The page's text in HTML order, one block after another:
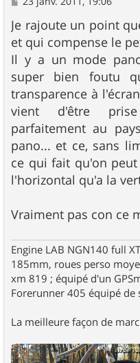
s
s
a
Je rajoute un point
et qui compense le
Il y a un mode
super bien foutu
transparence à
vient d'être
parfaitement au
pano... et ce, sans
ce qui fait qu'on
l'horizontal qu'a la
Vraiment pas con ce
Engine LAB NGN140 full
185mm, roues perso
xm 819 ; équipé d'un
Forerunner 405 équipé
La meilleure façon de